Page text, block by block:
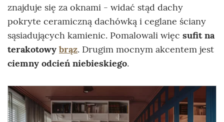
znajduje się za oknami - widać stąd dachy
pokryte ceramiczną dachówką i ceglane ściany
sąsiadujących kamienic. Pomalowali więc sufit na
terakotowy brąz. Drugim mocnym akcentem jest
ciemny odcień niebieskiego.